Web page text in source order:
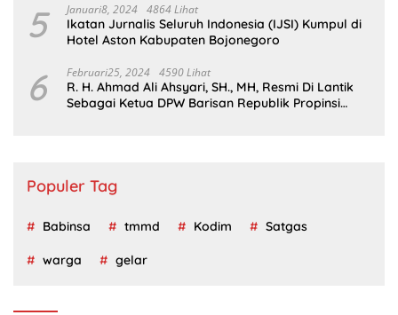
5 Januari8, 2024 4864 Lihat
Ikatan Jurnalis Seluruh Indonesia (IJSI) Kumpul di
Hotel Aston Kabupaten Bojonegoro
6 Februari25, 2024 4590 Lihat
R. H. Ahmad Ali Ahsyari, SH., MH, Resmi Di Lantik
Sebagai Ketua DPW Barisan Republik Propinsi
Populer Tag
Babinsa tmmd Kodim Satgas
warga gelar